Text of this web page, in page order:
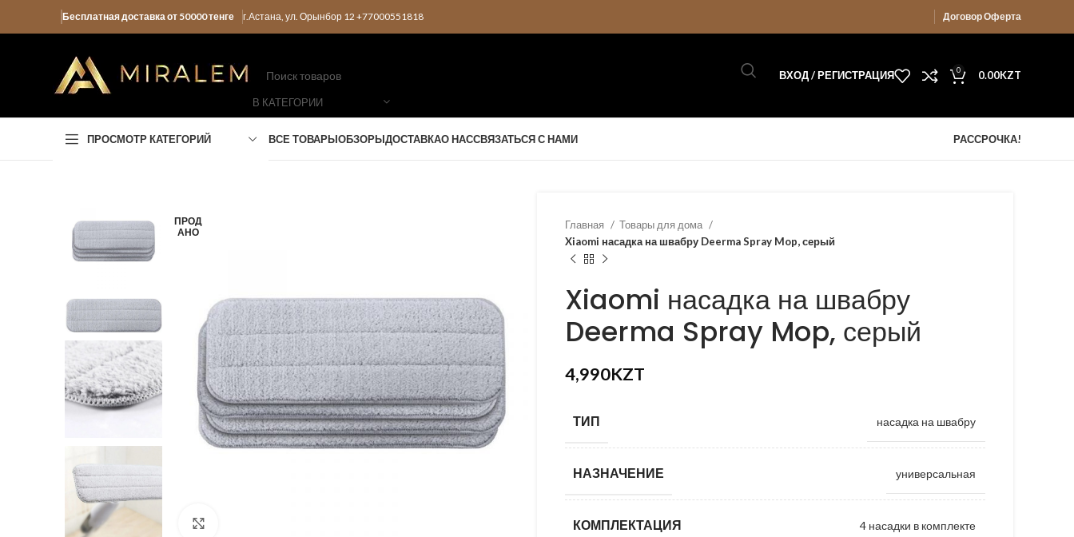
Бесплатная доставка от 50000 тенге г.Астана, ул. Орынбор 12 +77000551818 Договор Оферта
В КАТЕГОРИИ
ВХОД / РЕГИСТРАЦИЯ 0 0.00KZT
ПРОСМОТР КАТЕГОРИЙ ВСЕ ТОВАРЫОБЗОРЫДОСТАВКАО НАССВЯЗАТЬСЯ С НАМИ РАССРОЧКА!
ПРОД
АНО
Главная
Товары для дома
Xiaomi насадка на швабру Deerma Spray Mop, серый
Xiaomi насадка на швабру
Deerma Spray Mop, серый
4,990KZT
ТИП насадка на швабру
НАЗНАЧЕНИЕ универсальная
КОМПЛЕКТАЦИЯ 4 насадки в комплекте